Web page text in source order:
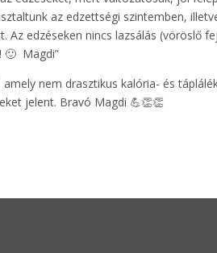
az edzettségi szintemben,
edzéseken nincs lazsálás (vöröslő
🙂 Magdi”
nem drasztikus kalória- és
jelent. Bravó Magdi 💪👏👏